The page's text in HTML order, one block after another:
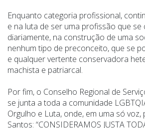
Enquanto categoria profissional,
e na luta de ser uma profissão que se
diariamente, na construção de uma
nenhum tipo de preconceito, que se
e qualquer vertente conservadora
machista e patriarcal.
Por fim, o Conselho Regional de
se junta a toda a comunidade
Orgulho e Luta, onde, em uma só
Santos: “CONSIDERAMOS JUSTA